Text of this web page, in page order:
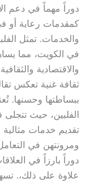
دوراً مهماً في دعم
كمقدمات رعاية أو
والخدمات. تمثل
في الكويت، مما
والاقتصادية
ثقافة غنية تعكس
ببساطتها وحسنها.
الفلبين، حيث
تقديم خدمات مثالية
ومرونتهن في
دوراً بارزاً في
علاوة على ذلك،.